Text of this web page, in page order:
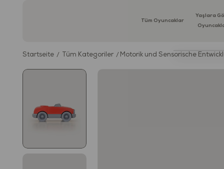
Tüm Oyuncaklar
Yaşlara
Startseite Tüm Kategoriler Motorik und Sensorische